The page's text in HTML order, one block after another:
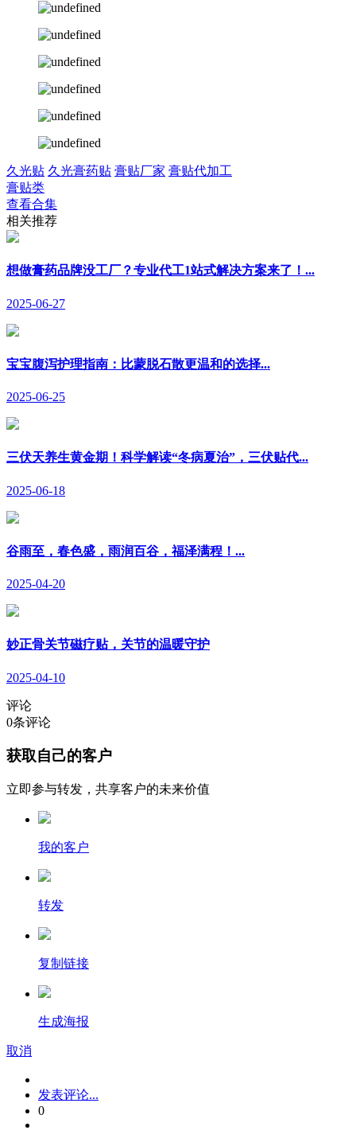
久光贴 久光膏药贴 膏贴厂家 膏贴代加工
膏贴类
查看合集
相关推荐
想做膏药品牌没工厂？专业代工1站式解决方案来了！...
2025-06-27
宝宝腹泻护理指南：比蒙脱石散更温和的选择...
2025-06-25
三伏天养生黄金期！科学解读“冬病夏治”，三伏贴代...
2025-06-18
谷雨至，春色盛，雨润百谷，福泽满程！...
2025-04-20
妙正骨关节磁疗贴，关节的温暖守护
2025-04-10
评论
0条评论
获取自己的客户
立即参与转发，共享客户的未来价值
我的客户
转发
复制链接
生成海报
取消
发表评论...
0